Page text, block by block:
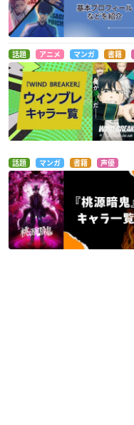
話題 アニメ マンガ 書籍
話題 マンガ 書籍 声優